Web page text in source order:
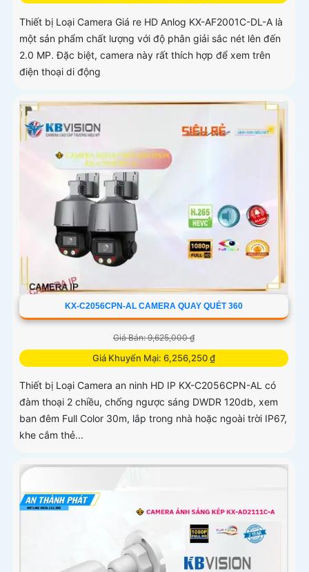
Thiết bị Loại Camera Giá re HD Anlog KX-AF2001C-DL-A là
một sản phẩm chất lượng với độ phân giải sắc nét lên đến
2.0 MP. Đặc biệt, camera này rất thích hợp để xem trên
điện thoại di động
KX-C2056CPN-AL CAMERA QUAY QUÉT 360
Giá Bán: 9,625,000 ₫
Giá Khuyến Mại: 6,256,250 ₫
Thiết bị Loại Camera an ninh HD IP KX-C2056CPN-AL có
đàm thoại 2 chiều, chống ngược sáng DWDR 120db, xem
ban đêm Full Color 30m, lắp trong nhà hoặc ngoài trời IP67,
khe cắm thẻ...